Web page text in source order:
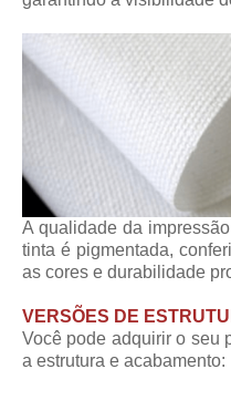
A qualidade da
tinta é pigmentada,
as cores e durabilidade
VERSÕES DE
Você pode adquirir o seu
a estrutura e acabamento: